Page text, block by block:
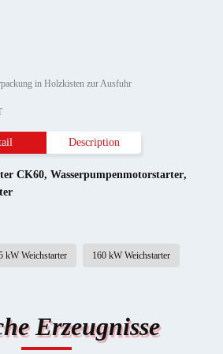
in Holzkisten zur Ausfuhr
Description
CK60, Wasserpumpenmotorstarter,
kW Weichstarter 160 kW Weichstarter
Erzeugnisse